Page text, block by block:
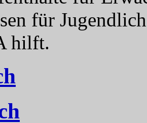
für
hilft.